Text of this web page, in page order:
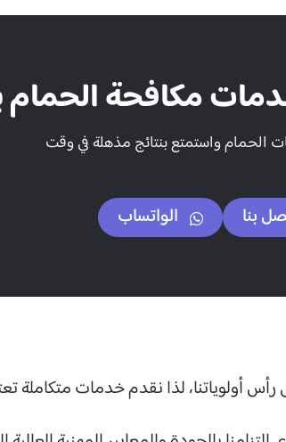
مكافحة الحمام
الحمام واستمتع بنتائج مذهلة في وقت
بنا الواتساب
أولوياتنا، لذا نقدم خدمات متكاملة